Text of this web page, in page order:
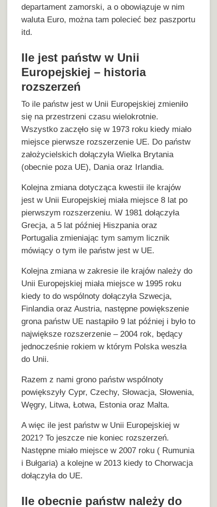
departament zamorski, a o obowiązuje w nim
waluta Euro, można tam polecieć bez paszportu
itd.
Ile jest państw w Unii
Europejskiej – historia
rozszerzeń
To ile państw jest w Unii Europejskiej zmieniło
się na przestrzeni czasu wielokrotnie.
Wszystko zaczęło się w 1973 roku kiedy miało
miejsce pierwsze rozszerzenie UE. Do państw
założycielskich dołączyła Wielka Brytania
(obecnie poza UE), Dania oraz Irlandia.
Kolejna zmiana dotycząca kwestii ile krajów
jest w Unii Europejskiej miała miejsce 8 lat po
pierwszym rozszerzeniu. W 1981 dołączyła
Grecja, a 5 lat później Hiszpania oraz
Portugalia zmieniając tym samym licznik
mówiący o tym ile państw jest w UE.
Kolejna zmiana w zakresie ile krajów należy do
Unii Europejskiej miała miejsce w 1995 roku
kiedy to do wspólnoty dołączyła Szwecja,
Finlandia oraz Austria, następne powiększenie
grona państw UE nastąpiło 9 lat później i było to
największe rozszerzenie – 2004 rok, będący
jednocześnie rokiem w którym Polska weszła
do Unii.
Razem z nami grono państw wspólnoty
powiększyły Cypr, Czechy, Słowacja, Słowenia,
Węgry, Litwa, Łotwa, Estonia oraz Malta.
A więc ile jest państw w Unii Europejskiej w
2021? To jeszcze nie koniec rozszerzeń.
Następne miało miejsce w 2007 roku ( Rumunia
i Bułgaria) a kolejne w 2013 kiedy to Chorwacja
dołączyła do UE.
Ile obecnie państw należy do